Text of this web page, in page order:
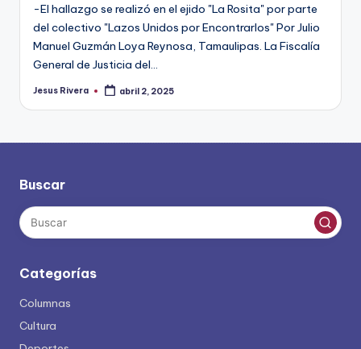
-El hallazgo se realizó en el ejido "La Rosita" por parte
del colectivo "Lazos Unidos por Encontrarlos" Por Julio
Manuel Guzmán Loya Reynosa, Tamaulipas. La Fiscalía
General de Justicia del…
Publicado
Jesus Rivera abril 2, 2025
Buscar
Categorías
Columnas
Cultura